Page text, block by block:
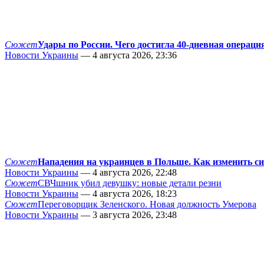
СюжетУдары по России. Чего достигла 40-дневная
Новости Украины — 4 августа 2026, 23:36
СюжетНападения на украинцев в Польше. Как изменить
Новости Украины — 4 августа 2026, 22:48
СюжетСВЧшник убил девушку: новые детали резни
Новости Украины — 4 августа 2026, 18:23
СюжетПереговорщик Зеленского. Новая должность Умерова
Новости Украины — 3 августа 2026, 23:48